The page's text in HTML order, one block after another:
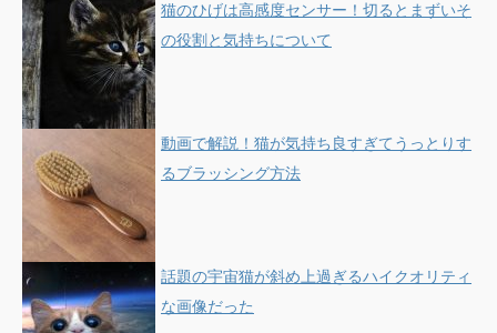
猫のひげは高感度センサー！切るとまずいそ
の役割と気持ちについて
動画で解説！猫が気持ち良すぎてうっとりす
るブラッシング方法
話題の宇宙猫が斜め上過ぎるハイクオリティ
な画像だった